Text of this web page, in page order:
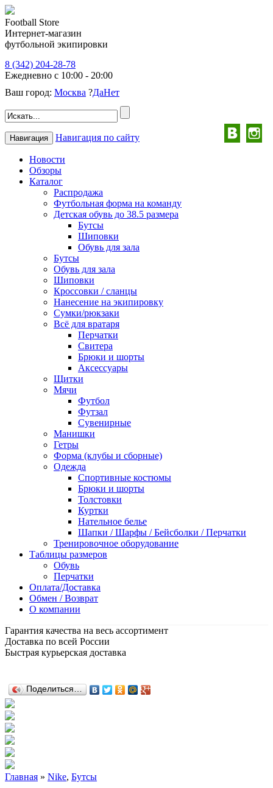
Football Store
Интернет-магазин
футбольной экипировки
8 (342) 204-28-78
Ежедневно с 10:00 - 20:00
Ваш город: Москва ?ДаНет
Навигация Навигация по сайту
Новости
Обзоры
Каталог
Распродажа
Футбольная форма на команду
Детская обувь до 38.5 размера
Бутсы
Шиповки
Обувь для зала
Бутсы
Обувь для зала
Шиповки
Кроссовки / сланцы
Нанесение на экипировку
Сумки/рюкзаки
Всё для вратаря
Перчатки
Cвитера
Брюки и шорты
Аксессуары
Щитки
Мячи
Футбол
Футзал
Сувенирные
Манишки
Гетры
Форма (клубы и сборные)
Одежда
Спортивные костюмы
Брюки и шорты
Толстовки
Куртки
Нательное белье
Шапки / Шарфы / Бейсболки / Перчатки
Тренировочное оборудование
Таблицы размеров
Обувь
Перчатки
Оплата/Доставка
Обмен / Возврат
О компании
Гарантия качества на весь ассортимент
Доставка по всей России
Быстрая курьерская доставка
Поделиться…
Главная » Nike, Бутсы